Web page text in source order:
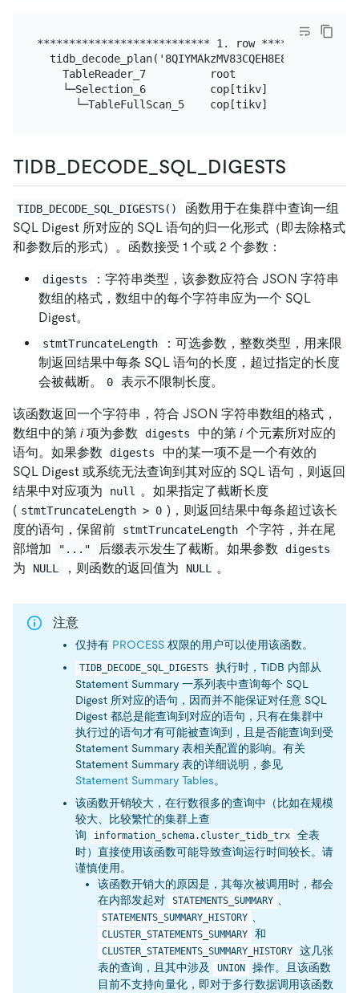
*************************** 1. row
TableReader_7          root         319.04
└─Selection_6          cop[tikv]    319.04
TIDB_DECODE_SQL_DIGESTS
TIDB_DECODE_SQL_DIGESTS()
函数用于在集群中查询一组
SQL Digest 所对应的 SQL 语句的归一化形式（即去除格式
和参数后的形式）。函数接受 1 个或 2 个参数：
digests
：字符串类型，该参数应符合 JSON 字符串
数组的格式，数组中的每个字符串应为一个 SQL
Digest。
stmtTruncateLength
：可选参数，整数类型，用来限
制返回结果中每条 SQL 语句的长度，超过指定的长度
会被截断。
0 表示不限制长度。
该函数返回一个字符串，符合 JSON 字符串数组的格式，
数组中的第 i 项为参数 digests 中的第 i个元素所对应的
语句。如果参数
digests
中的某一项不是一个有效的
SQL Digest 或系统无法查询到其对应的 SQL 语句，则返回
结果中对应项为
null
。如果指定了截断长度
( stmtTruncateLength > 0 )，则返回结果中每条超过该长
度的语句，保留前
stmtTruncateLength
个字符，并在尾
部增加
"..." 后缀表示发生了截断。如果参数 digests
为 NULL ，则函数的返回值为 NULL 。
注意
仅持有 PROCESS 权限的用户可以使用该函数。
TIDB_DECODE_SQL_DIGESTS
执行时，TiDB 内部从
Statement Summary 一系列表中查询每个 SQL
Digest 所对应的语句，因而并不能保证对任意 SQL
Digest 都总是能查询到对应的语句，只有在集群中
执行过的语句才有可能被查询到，且是否能查询到受
Statement Summary 表相关配置的影响。有关
Statement Summary 表的详细说明，参见
Statement Summary Tables。
该函数开销较大，在行数很多的查询中（比如在规模
较大、比较繁忙的集群上查
询
information_schema.cluster_tidb_trx
全表
时）直接使用该函数可能导致查询运行时间较长。请
谨慎使用。
该函数开销大的原因是，其每次被调用时，都会
在内部发起对
STATEMENTS_SUMMARY
STATEMENTS_SUMMARY_HISTORY
CLUSTER_STATEMENTS_SUMMARY 和
CLUSTER_STATEMENTS_SUMMARY_HISTORY
这几张
表的查询，且其中涉及
UNION
操作。且该函数
目前不支持向量化，即对于多行数据调用该函数